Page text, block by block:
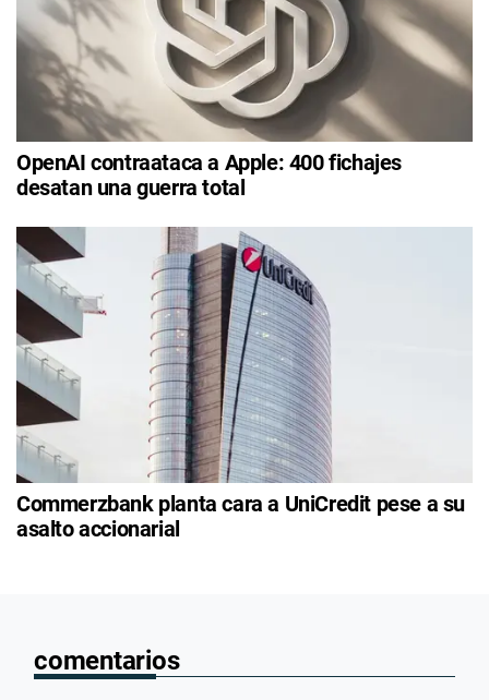
OpenAI contraataca a Apple: 400 fichajes
desatan una guerra total
Commerzbank planta cara a UniCredit pese a su
asalto accionarial
comentarios